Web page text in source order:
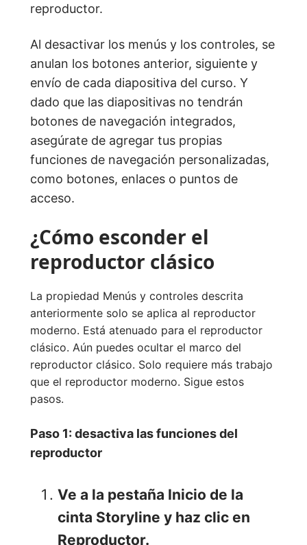
reproductor.
Al desactivar los menús y los controles, se
anulan los botones anterior, siguiente y
envío de cada diapositiva del curso. Y
dado que las diapositivas no tendrán
botones de navegación integrados,
asegúrate de agregar tus propias
funciones de navegación personalizadas,
como botones, enlaces o puntos de
acceso.
¿Cómo esconder el
reproductor clásico
La propiedad Menús y controles descrita
anteriormente solo se aplica al reproductor
moderno. Está atenuado para el reproductor
clásico. Aún puedes ocultar el marco del
reproductor clásico. Solo requiere más trabajo
que el reproductor moderno. Sigue estos
pasos.
Paso 1: desactiva las funciones del
reproductor
Ve a la pestaña Inicio de la
cinta Storyline y haz clic en
Reproductor.